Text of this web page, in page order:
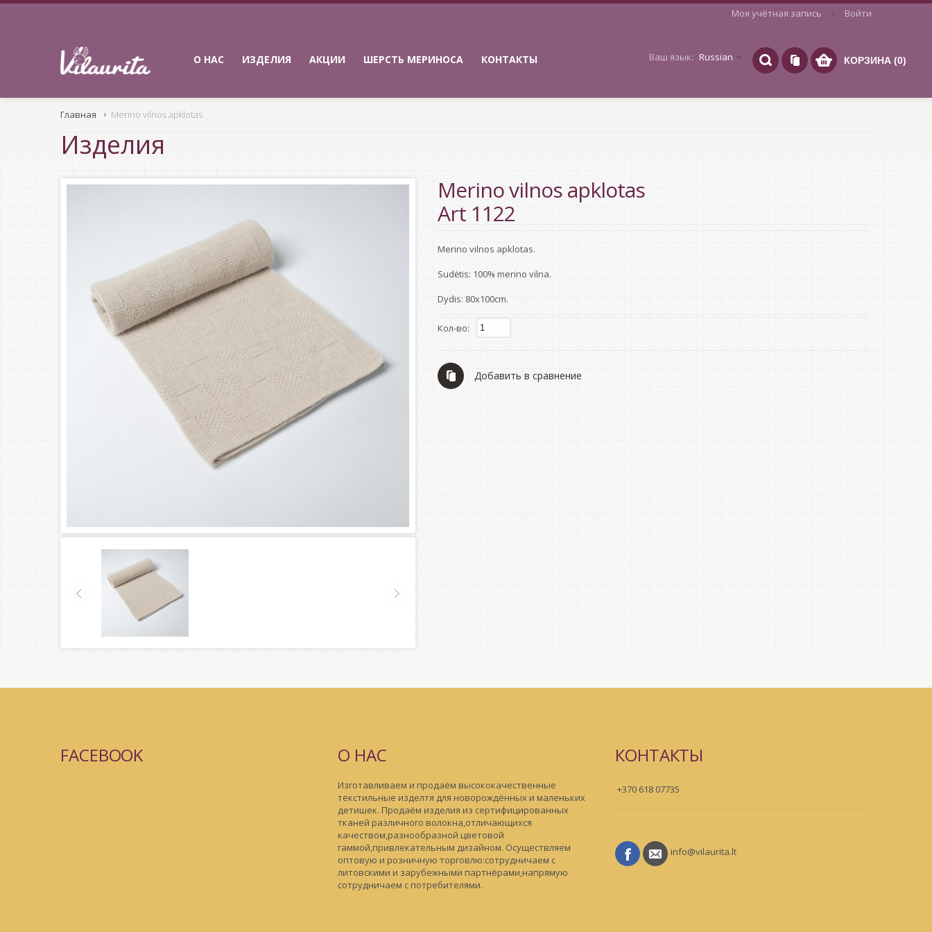
Моя учётная запись Войти
О НАС ИЗДЕЛИЯ АКЦИИ ШЕРСТЬ МЕРИНОСА КОНТАКТЫ КОРЗИНА (0)
Ваш язык: Russian
Главная Merino vilnos apklotas
Изделия
Merino vilnos apklotas
Art 1122
Merino vilnos apklotas.
Sudėtis: 100% merino vilna.
Dydis: 80x100cm.
Кол-во:
Добавить в сравнение
FACEBOOK О НАС
Изготавливаем и продаём высококачественные
текстильные изделтя для новорождённых и маленьких
детишек . Продаём изделия из сертифицированных
тканей различного волокна,отличающихся
качеством,разнообразной цветовой
гаммой,привлекательным дизайном. Осуществляем
оптовую и розничную торговлю:сотрудничаем с
литовскими и зарубежными партнёрами,напрямую
сотрудничаем с потребителями.
КОНТАКТЫ
+370 618 07735
info@vilaurita.lt